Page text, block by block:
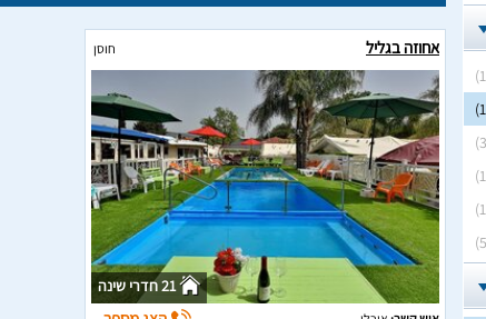
אחוזה בגליל חוסן
21 חדרי שינה